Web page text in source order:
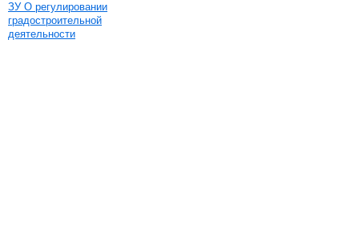
ЗУ О регулировании
градостроительной
деятельности